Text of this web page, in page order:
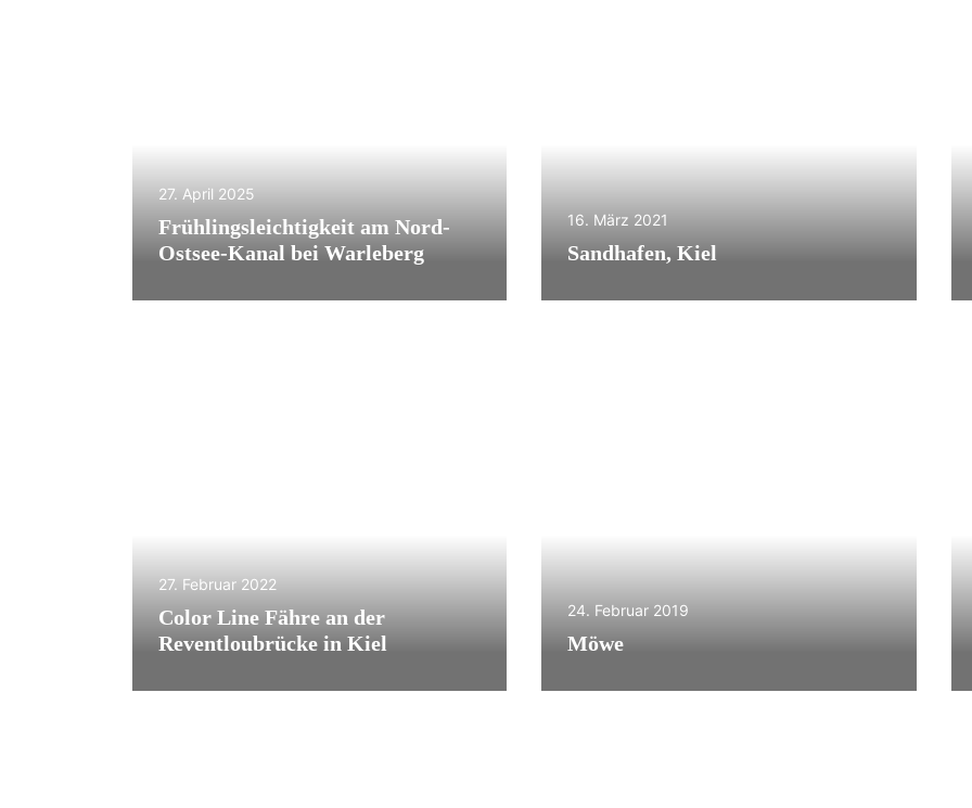
27. April 2025
Frühlingsleichtigkeit am Nord-
Ostsee-Kanal bei Warleberg
16. März 2021
Sandhafen, Kiel
27. Februar 2022
Color Line Fähre an der
Reventloubrücke in Kiel
24. Februar 2019
Möwe